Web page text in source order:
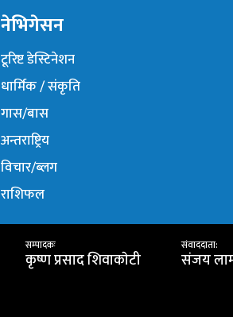
नेभिगेसन
टूरिष्ट डेस्टिनेशन
धार्मिक / संकृति
गास/बास
अन्तराष्ट्रिय
विचार/ब्लग
राशिफल
सम्पादकः
कृष्ण प्रसाद शिवाकाेटी
संवाददाता:
संजय